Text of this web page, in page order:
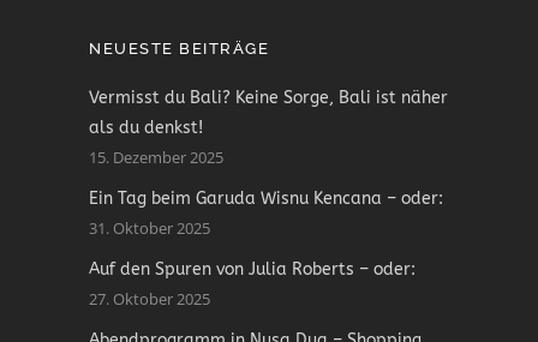
NEUESTE BEITRÄGE
Vermisst du Bali? Keine Sorge, Bali ist näher
als du denkst!
15. Dezember 2025
Ein Tag beim Garuda Wisnu Kencana – oder:
31. Oktober 2025
Auf den Spuren von Julia Roberts – oder:
27. Oktober 2025